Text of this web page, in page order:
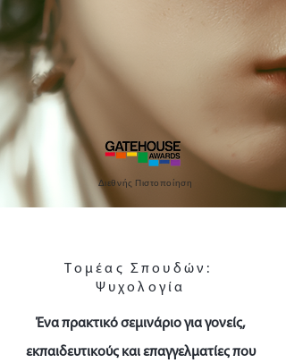
Διεθνής Πιστοποίηση
Τομέας Σπουδών:
Ψυχολογία
Ένα πρακτικό σεμινάριο για γονείς,
εκπαιδευτικούς και επαγγελματίες που